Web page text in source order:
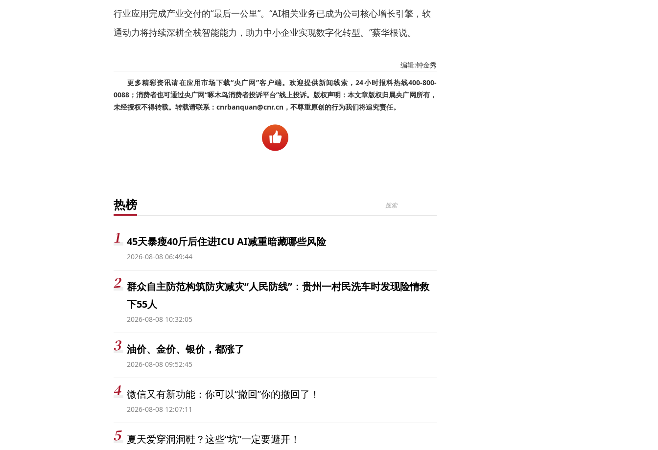
行业应用完成产业交付的“最后一公里”。“AI相关业务已成为公司核心增长引擎，软
通动力将持续深耕全栈智能能力，助力中小企业实现数字化转型。”蔡华根说。
编辑:钟金秀
更多精彩资讯请在应用市场下载“央广网”客户端。欢迎提供新闻线索，24小时报料热线400-800-
0088；消费者也可通过央广网“啄木鸟消费者投诉平台”线上投诉。版权声明：本文章版权归属央广网所有，
未经授权不得转载。转载请联系：cnrbanquan@cnr.cn，不尊重原创的行为我们将追究责任。
热榜
45天暴瘦40斤后住进ICU AI减重暗藏哪些风险
2026-08-08 06:49:44
群众自主防范构筑防灾减灾“人民防线”：贵州一村民洗车时发现险情救
下55人
2026-08-08 10:32:05
油价、金价、银价，都涨了
2026-08-08 09:52:45
微信又有新功能：你可以“撤回”你的撤回了！
2026-08-08 12:07:11
夏天爱穿洞洞鞋？这些“坑”一定要避开！